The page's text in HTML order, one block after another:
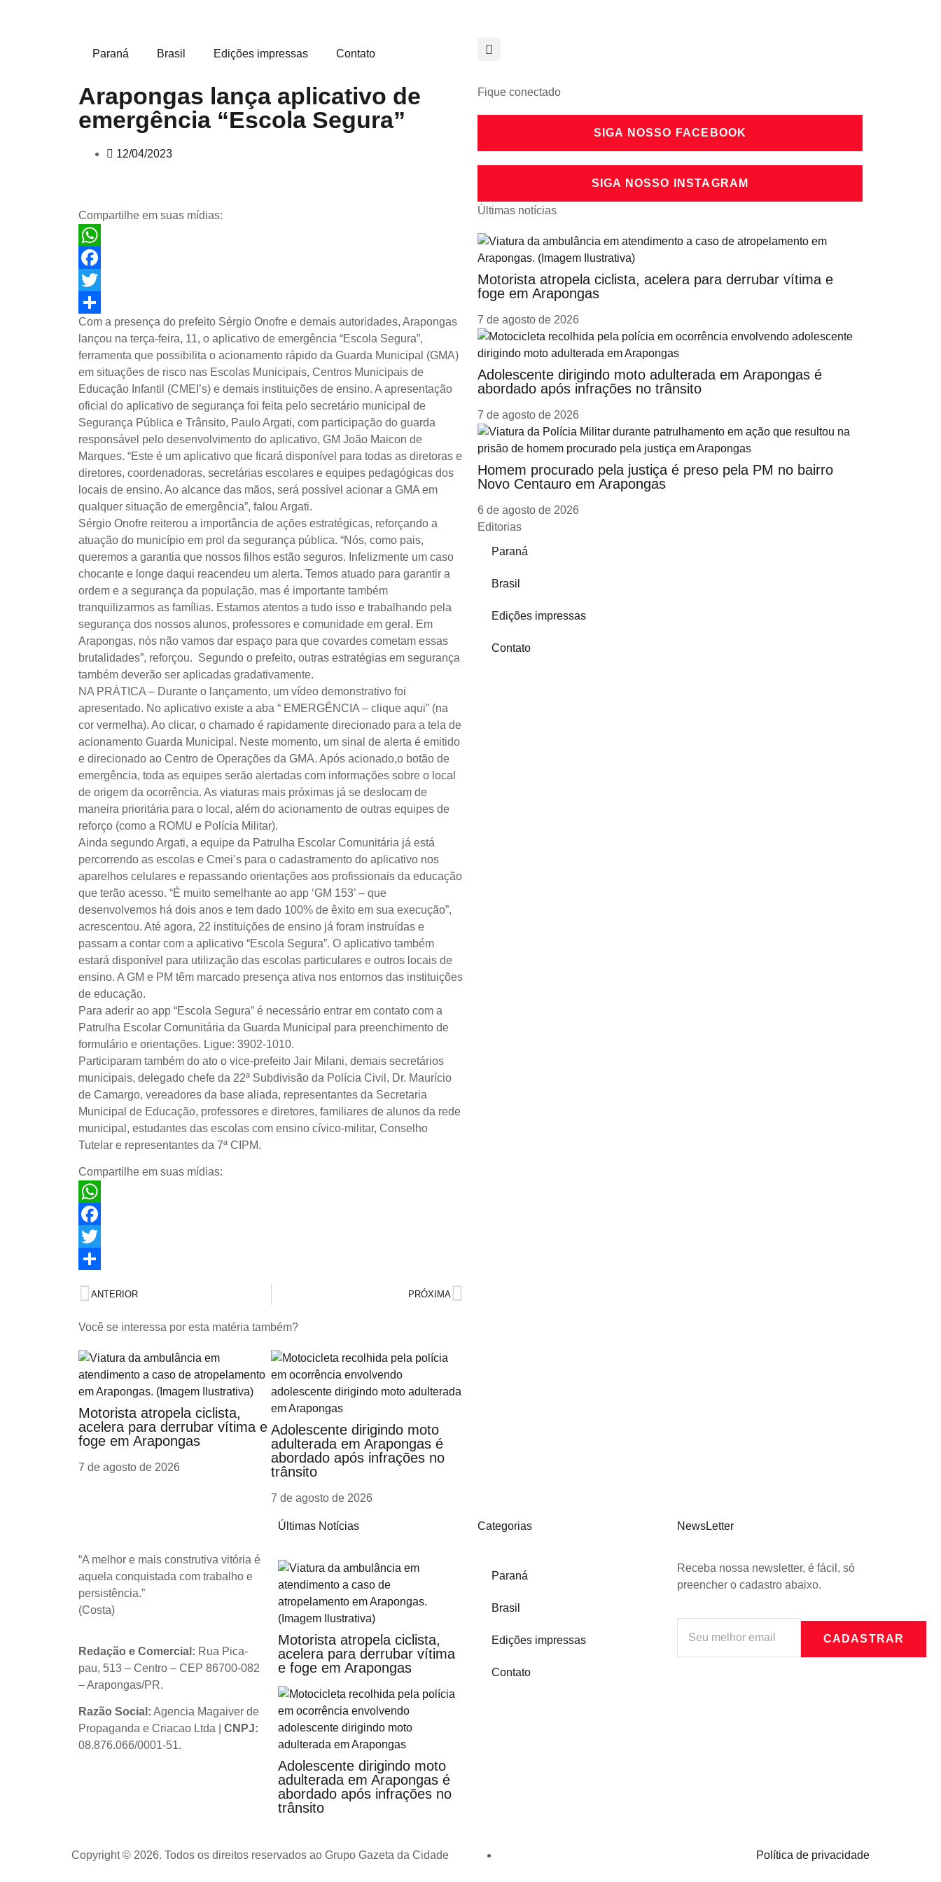
Paraná Brasil Edições impressas Contato
Arapongas lança aplicativo de
emergência “Escola Segura”
12/04/2023
Compartilhe em suas mídias:
WhatsApp
Facebook
Twitter
Share
Com a presença do prefeito Sérgio Onofre e demais autoridades, Arapongas
lançou na terça-feira, 11, o aplicativo de emergência “Escola Segura”,
ferramenta que possibilita o acionamento rápido da Guarda Municipal (GMA)
em situações de risco nas Escolas Municipais, Centros Municipais de
Educação Infantil (CMEI’s) e demais instituições de ensino. A apresentação
oficial do aplicativo de segurança foi feita pelo secretário municipal de
Segurança Pública e Trânsito, Paulo Argati, com participação do guarda
responsável pelo desenvolvimento do aplicativo, GM João Maicon de
Marques. “Este é um aplicativo que ficará disponível para todas as diretoras e
diretores, coordenadoras, secretárias escolares e equipes pedagógicas dos
locais de ensino. Ao alcance das mãos, será possível acionar a GMA em
qualquer situação de emergência”, falou Argati.
Sérgio Onofre reiterou a importância de ações estratégicas, reforçando a
atuação do município em prol da segurança pública. “Nós, como pais,
queremos a garantia que nossos filhos estão seguros. Infelizmente um caso
chocante e longe daqui reacendeu um alerta. Temos atuado para garantir a
ordem e a segurança da população, mas é importante também
tranquilizarmos as famílias. Estamos atentos a tudo isso e trabalhando pela
segurança dos nossos alunos, professores e comunidade em geral. Em
Arapongas, nós não vamos dar espaço para que covardes cometam essas
brutalidades”, reforçou. Segundo o prefeito, outras estratégias em segurança
também deverão ser aplicadas gradativamente.
NA PRÁTICA – Durante o lançamento, um vídeo demonstrativo foi
apresentado. No aplicativo existe a aba “ EMERGÊNCIA – clique aqui” (na
cor vermelha). Ao clicar, o chamado é rapidamente direcionado para a tela de
acionamento Guarda Municipal. Neste momento, um sinal de alerta é emitido
e direcionado ao Centro de Operações da GMA. Após acionado,o botão de
emergência, toda as equipes serão alertadas com informações sobre o local
de origem da ocorrência. As viaturas mais próximas já se deslocam de
maneira prioritária para o local, além do acionamento de outras equipes de
reforço (como a ROMU e Polícia Militar).
Ainda segundo Argati, a equipe da Patrulha Escolar Comunitária já está
percorrendo as escolas e Cmei’s para o cadastramento do aplicativo nos
aparelhos celulares e repassando orientações aos profissionais da educação
que terão acesso. “É muito semelhante ao app ‘GM 153’ – que
desenvolvemos há dois anos e tem dado 100% de êxito em sua execução”,
acrescentou. Até agora, 22 instituições de ensino já foram instruídas e
passam a contar com a aplicativo “Escola Segura”. O aplicativo também
estará disponível para utilização das escolas particulares e outros locais de
ensino. A GM e PM têm marcado presença ativa nos entornos das instituições
de educação.
Para aderir ao app “Escola Segura” é necessário entrar em contato com a
Patrulha Escolar Comunitária da Guarda Municipal para preenchimento de
formulário e orientações. Ligue: 3902-1010.
Participaram também do ato o vice-prefeito Jair Milani, demais secretários
municipais, delegado chefe da 22ª Subdivisão da Polícia Civil, Dr. Maurício
de Camargo, vereadores da base aliada, representantes da Secretaria
Municipal de Educação, professores e diretores, familiares de alunos da rede
municipal, estudantes das escolas com ensino cívico-militar, Conselho
Tutelar e representantes da 7ª CIPM.
Compartilhe em suas mídias:
WhatsApp
Facebook
Twitter
ANTERIOR PRÓXIMA
Você se interessa por esta matéria também?
Motorista atropela ciclista,
acelera para derrubar vítima e
foge em Arapongas
7 de agosto de 2026
Adolescente dirigindo moto
adulterada em Arapongas é
abordado após infrações no
trânsito
7 de agosto de 2026
Fique conectado
SIGA NOSSO FACEBOOK
SIGA NOSSO INSTAGRAM
Últimas notícias
Motorista atropela ciclista, acelera para derrubar vítima e
foge em Arapongas
7 de agosto de 2026
Adolescente dirigindo moto adulterada em Arapongas é
abordado após infrações no trânsito
7 de agosto de 2026
Homem procurado pela justiça é preso pela PM no bairro
Novo Centauro em Arapongas
6 de agosto de 2026
Editorias
Paraná
Brasil
Edições impressas
Contato
“A melhor e mais construtiva vitória é
aquela conquistada com trabalho e
persistência.”
(Costa)
Redação e Comercial: Rua Pica-
pau, 513 – Centro – CEP 86700-082
– Arapongas/PR.
Razão Social: Agencia Magaiver de
Propaganda e Criacao Ltda
CNPJ:
08.876.066/0001-51.
Últimas Notícias
Motorista atropela ciclista,
acelera para derrubar vítima
e foge em Arapongas
Adolescente dirigindo moto
adulterada em Arapongas é
abordado após infrações no
trânsito
Categorias
Paraná
Brasil
Edições impressas
Contato
NewsLetter
Receba nossa newsletter, é fácil, só
preencher o cadastro abaixo.
CADASTRAR
Copyright © 2026. Todos os direitos reservados ao Grupo Gazeta da Cidade Política de privacidade